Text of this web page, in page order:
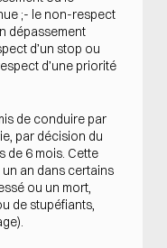
;- le non-respect
dépassement
d’un stop ou
d’une priorité
de conduire par
par décision du
de 6 mois. Cette
an dans certains
ou un mort,
de stupéfiants,